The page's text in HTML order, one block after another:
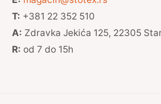
T: +381 22 352 510
A: Zdravka Jekića 125, 22305
R: od 7 do 15h